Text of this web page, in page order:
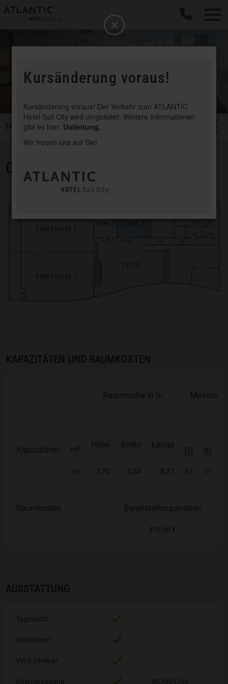
b
Kursänderung voraus!
Kursänderung voraus! Der Verkehr zum ATLANTIC
Hotel Sail City wird umgeleitet. Weitere Informationen
gibt es hier: Umleitung.
Wir freuen uns auf Sie!
SMART
Tagen
Navigation
TAGEN & FEIERN CONFERENCE SAAL 4
CONFERENCE SAAL 4
Kapazitäten m²
Raummaße in m Maximale
Höhe Breite Länge
69 2,70 8,34 8,27 63 27
Kapazitäten
Raumkosten Bereitstellungskosten
310,00 €
Raumkosten
Tageslicht
Klimatisiert
Verdunkelbar
Internetzugang WLAN/LAN
Tageslicht
Klimatisiert
Verdunkelbar
Internetzugang